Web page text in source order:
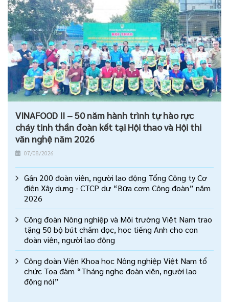
VINAFOOD II – 50 năm hành trình tự hào rực
cháy tinh thần đoàn kết tại Hội thao và Hội thi
văn nghệ năm 2026
07/08/2026
Gần 200 đoàn viên, người lao động Tổng Công ty Cơ
điện Xây dựng - CTCP dự “Bữa cơm Công đoàn” năm
2026
Công đoàn Nông nghiệp và Môi trường Việt Nam trao
tặng 50 bộ bút chấm đọc, học tiếng Anh cho con
đoàn viên, người lao động
Công đoàn Viện Khoa học Nông nghiệp Việt Nam tổ
chức Tọa đàm “Tháng nghe đoàn viên, người lao
động nói”